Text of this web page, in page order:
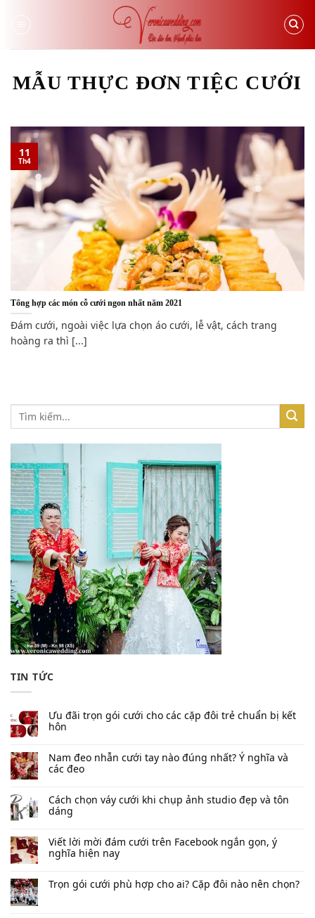
MẪU THỰC ĐƠN TIỆC CƯỚI
Tổng hợp các món cỗ cưới ngon nhất năm 2021
Đám cưới, ngoài việc lựa chọn áo cưới, lễ vật, cách trang
hoàng ra thì [...]
11
Th4
TIN TỨC
Ưu đãi trọn gói cưới cho các cặp đôi trẻ chuẩn bị kết
hôn
Nam đeo nhẫn cưới tay nào đúng nhất​? Ý nghĩa và
các đeo
Cách chọn váy cưới khi chụp ảnh studio đẹp và tôn
dáng
Viết lời mời đám cưới trên Facebook​ ngắn gọn, ý
nghĩa hiện nay
Trọn gói cưới phù hợp cho ai? Cặp đôi nào nên chọn?